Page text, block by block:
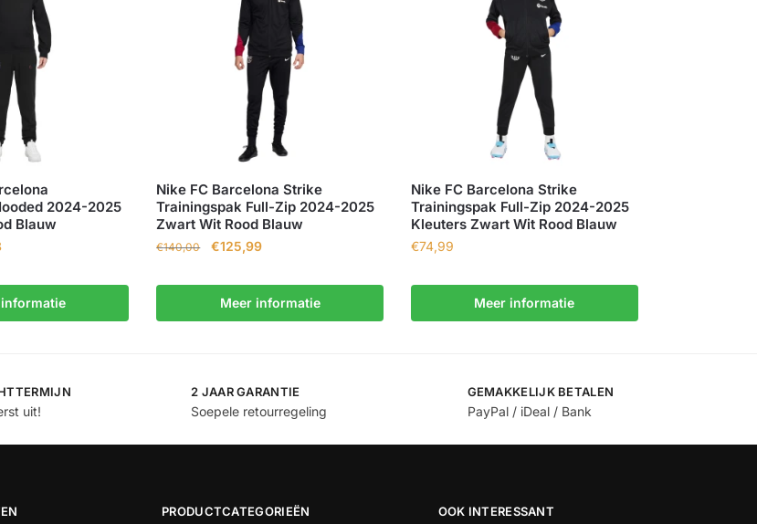
2024-2025
Blauw
Nike FC Barcelona Strike
Trainingspak Full-Zip 2024-2025
Zwart Wit Rood Blauw
€140,00 €125,99
Meer informatie
Nike FC Barcelona Strike
Trainingspak Full-Zip 2024-2025
Kleuters Zwart Wit Rood Blauw
€74,99
Meer informatie
uit!
2 JAAR GARANTIE
Soepele retourregeling
GEMAKKELIJK BETALEN
PayPal / iDeal / Bank
PRODUCTCATEGORIEËN OOK INTERESSANT